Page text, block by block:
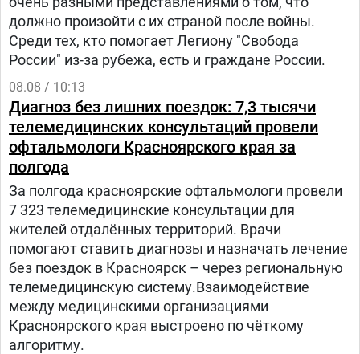
должно произойти с их страной после войны.
Среди тех, кто помогает Легиону "Свобода
России" из-за рубежа, есть и граждане России.
08.08 / 10:13
Диагноз без лишних поездок: 7,3 тысячи
телемедицинских консультаций провели
офтальмологи Красноярского края за
полгода
За полгода красноярские офтальмологи провели
7 323 телемедицинские консультации для
жителей отдалённых территорий. Врачи
помогают ставить диагнозы и назначать лечение
без поездок в Красноярск – через региональную
телемедицинскую систему.Взаимодействие
между медицинскими организациями
Красноярского края выстроено по чёткому
алгоритму.